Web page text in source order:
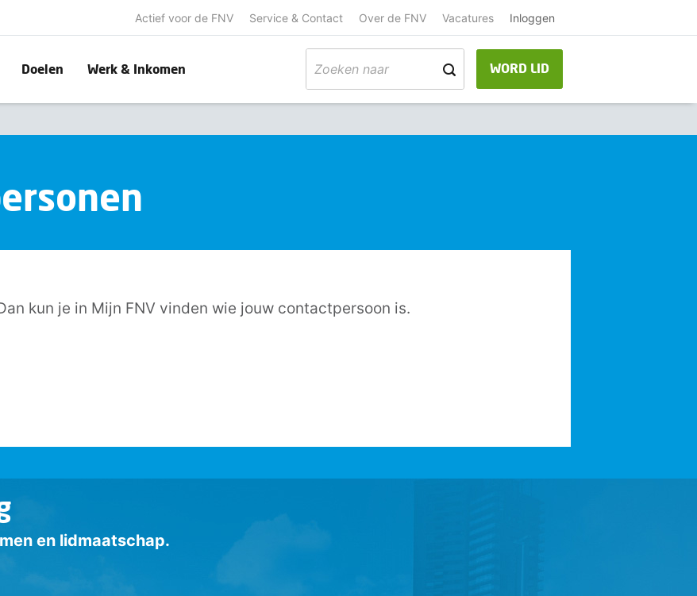
Actief voor de FNV Service & Contact Over de FNV Vacatures Inloggen
Doelen Werk & Inkomen WORD LID
kun je in Mijn FNV vinden wie jouw contactpersoon is.
en lidmaatschap.